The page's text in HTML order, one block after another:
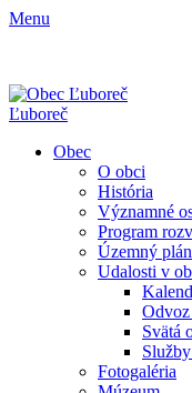
Menu
Ľuboreč
Obec
O obci
História
Významné
Program
Územný plán
Udalosti v
Odvoz
Svätá
Fotogaléria